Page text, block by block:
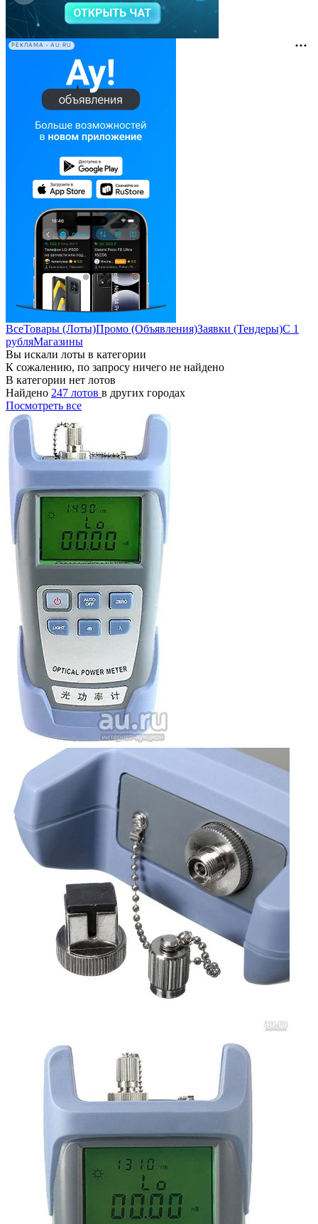
РЕКЛАМА • AU.RU
ВсеТовары (Лоты)Промо (Объявления)Заявки (Тендеры)С 1
рубляМагазины
Вы искали лоты в категории
К сожалению, по запросу ничего не найдено
В категории нет лотов
Найдено 247 лотов в других городах
Посмотреть все